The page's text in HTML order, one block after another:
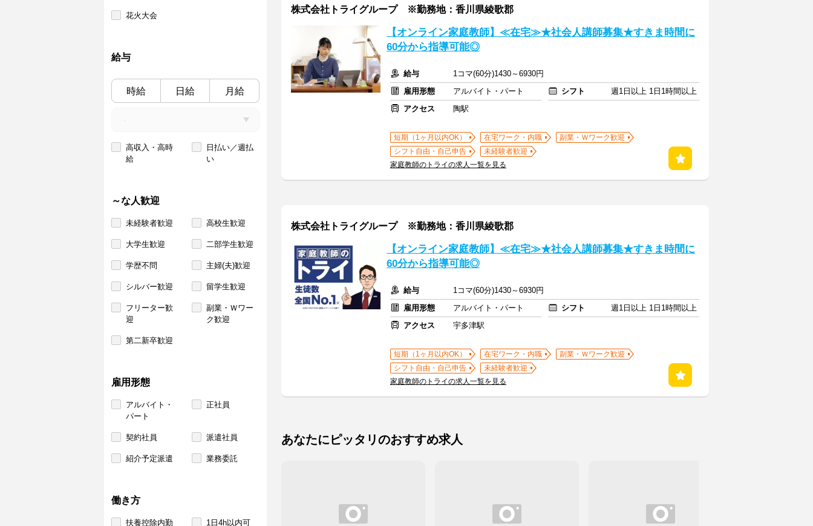
花火大会
給与
時給 日給 月給
高収入・高時
給
日払い／週払
い
～な人歓迎
未経験者歓迎 高校生歓迎
大学生歓迎 二部学生歓迎
学歴不問 主婦(夫)歓迎
シルバー歓迎 留学生歓迎
フリーター歓
迎
副業・Ｗワー
ク歓迎
第二新卒歓迎
雇用形態
アルバイト・
パート
正社員
契約社員 派遣社員
紹介予定派遣 業務委託
働き方
扶養控除内勤
1日4h以内可
株式会社トライグループ ※勤務地：香川県綾歌郡
【オンライン家庭教師】≪在宅≫★社会人講師募集★すきま時間に
60分から指導可能◎
給与
1コマ(60分)1430～6930円
雇用形態
アルバイト・パート シフト
週1日以上 1日1時間以上
アクセス
陶駅
短期（1ヶ月以内OK） 在宅ワーク・内職
副業・Ｗワーク歓迎
シフト自由・自己申告
未経験者歓迎
家庭教師のトライの求人一覧を見る
株式会社トライグループ ※勤務地：香川県綾歌郡
【オンライン家庭教師】≪在宅≫★社会人講師募集★すきま時間に
60分から指導可能◎
給与
1コマ(60分)1430～6930円
雇用形態
アルバイト・パート シフト
週1日以上 1日1時間以上
アクセス
宇多津駅
短期（1ヶ月以内OK） 在宅ワーク・内職
副業・Ｗワーク歓迎
シフト自由・自己申告
未経験者歓迎
家庭教師のトライの求人一覧を見る
あなたにピッタリのおすすめ求人